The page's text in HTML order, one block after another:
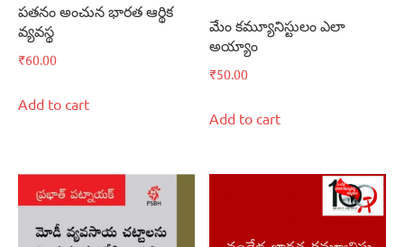
పతనం అంచున భారత ఆర్థిక
వ్యవస్థ
₹60.00
Add to cart
మేం కమ్యూనిస్టులం ఎలా
అయ్యాం
₹50.00
Add to cart